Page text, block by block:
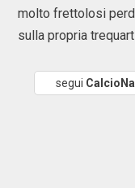
molto frettolosi
sulla propria
segui